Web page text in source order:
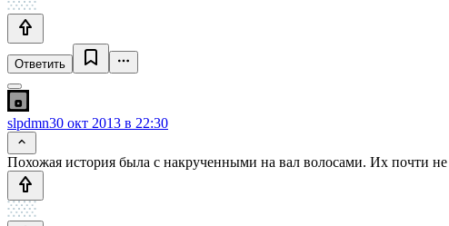
Ответить
slpdmn30 окт 2013 в 22:30
Похожая история была с накрученными на вал волосами. Их почти